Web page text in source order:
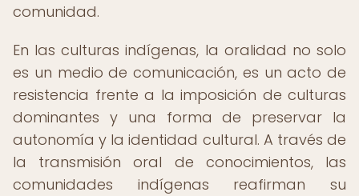
comunidad.
En las culturas indígenas, la oralidad no solo
es un medio de comunicación, es un acto de
resistencia frente a la imposición de culturas
dominantes y una forma de preservar la
autonomía y la identidad cultural. A través de
la transmisión oral de conocimientos, las
comunidades indígenas reafirman su